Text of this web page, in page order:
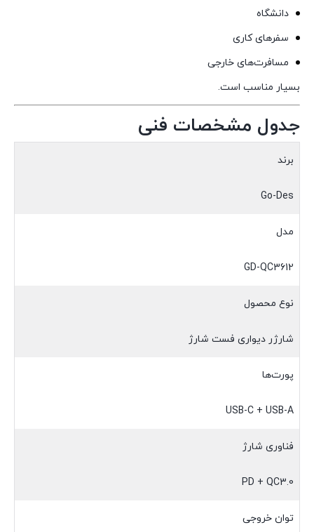
دانشگاه
سفرهای کاری
مسافرت‌های خارجی
بسیار مناسب است.
جدول مشخصات فنی
برند
Go-Des
مدل
GD-QC3612
نوع محصول
شارژر دیواری فست شارژ
پورت‌ها
USB-C + USB-A
فناوری شارژ
PD + QC3.0
توان خروجی